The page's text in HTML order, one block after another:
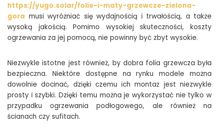
https://yugo.solar/folie-i-maty-grzewcze-zielona-
gora musi wyróżniać się wydajnością i trwałością, a także
wysoką jakością. Pomimo wysokiej skuteczności, koszty
ogrzewania za jej pomocą, nie powinny być zbyt wysokie.
Niezwykle istotne jest również, by dobra folia grzewcza była
bezpieczna. Niektóre dostępne na rynku modele można
dowolnie docinać, dzięki czemu ich montaż jest niezwykle
prosty i szybki. Dzięki temu można je wykorzystać nie tylko w
przypadku ogrzewania podłogowego, ale również na
ścianach czy sufitach.